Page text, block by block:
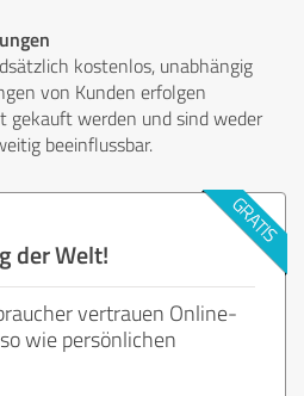
kostenlos, unabhängig
von Kunden erfolgen
gekauft werden und sind weder
beeinflussbar.
der Welt!
vertrauen Online-
wie persönlichen